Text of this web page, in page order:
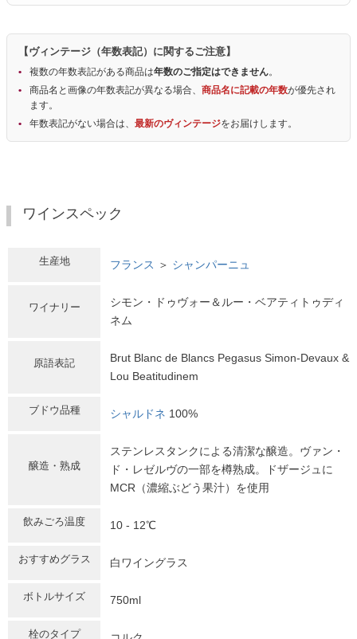
【ヴィンテージ（年数表記）に関するご注意】
複数の年数表記がある商品は年数のご指定はできません。
商品名と画像の年数表記が異なる場合、 商品名に記載の年数が優先され
ます。
年数表記がない場合は、 最新のヴィンテージをお届けします。
ワインスペック
生産地 フランス ＞ シャンパーニュ
ワイナリー
シモン・ドゥヴォー＆ルー・ベアティトゥディ
ネム
原語表記
Brut Blanc de Blancs Pegasus Simon-Devaux &
Lou Beatitudinem
ブドウ品種 シャルドネ 100%
醸造・熟成
ステンレスタンクによる清潔な醸造。ヴァン・
ド・レゼルヴの一部を樽熟成。ドザージュに
MCR（濃縮ぶどう果汁）を使用
飲みごろ温度 10 - 12℃
おすすめグラス 白ワイングラス
ボトルサイズ 750ml
栓のタイプ